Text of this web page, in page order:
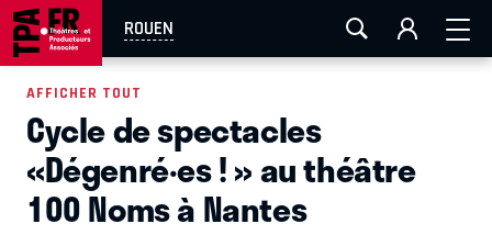
ROUEN
AIX-MARSEILLE LA ROCHELLE
EN TOURNÉE
AFFICHER TOUT
Cycle de spectacles
«Dégenré·es ! » au théâtre
100 Noms à Nantes